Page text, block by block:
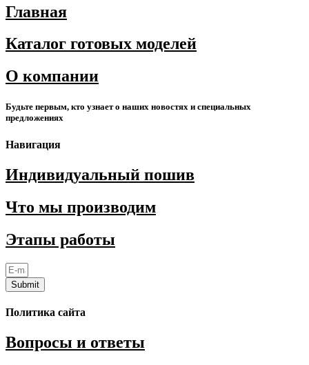
Главная
Каталог готовых моделей
О компании
Будьте первым, кто узнает о наших новостях и специальных
предложениях
Навигация
Индивидуальный пошив
Что мы производим
Этапы работы
Submit
Политика сайта
Вопросы и ответы